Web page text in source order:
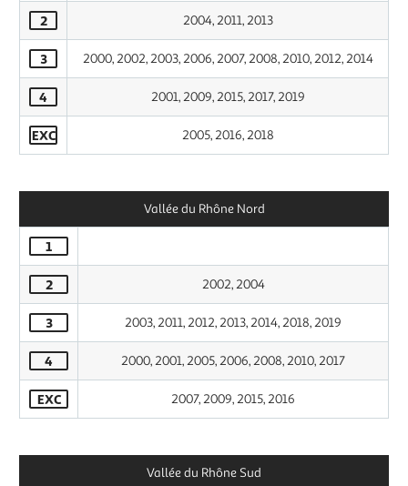
2 2004, 2011, 2013
3 2000, 2002, 2003, 2006, 2007, 2008, 2010, 2012, 2014
4 2001, 2009, 2015, 2017, 2019
EXC 2005, 2016, 2018
Vallée du Rhône Nord
1
2 2002, 2004
3 2003, 2011, 2012, 2013, 2014, 2018, 2019
4 2000, 2001, 2005, 2006, 2008, 2010, 2017
EXC 2007, 2009, 2015, 2016
Vallée du Rhône Sud